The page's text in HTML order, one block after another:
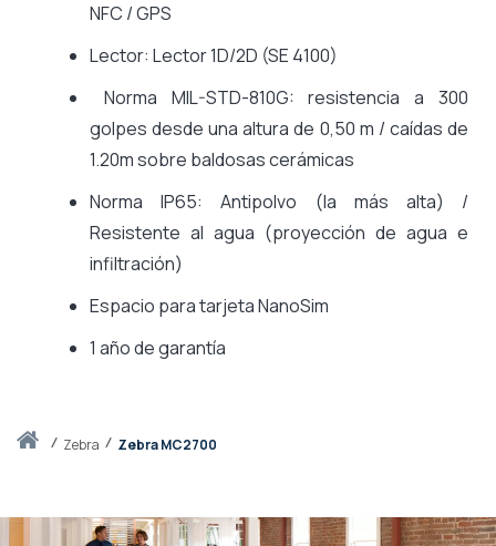
Iniciozebra Zebra MC2700
NFC / GPS
Lector: Lector 1D/2D (SE 4100)
Norma MIL-STD-810G: resistencia a 300
golpes desde una altura de 0,50 m / caídas de
1.20m sobre baldosas cerámicas
Norma IP65: Antipolvo (la más alta) /
Resistente al agua (proyección de agua e
infiltración)
Espacio para tarjeta NanoSim
1 año de garantía